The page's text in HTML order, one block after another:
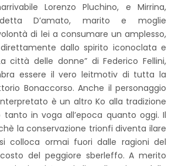
Lorenzo Pluchino, e Mirrina,
D’amato, marito e moglie
di lei a consumare un amplesso,
dallo spirito iconoclata e
città delle donne” di Federico Fellini,
essere il vero leitmotiv di tutta la
Bonaccorso. Anche il personaggio
è un altro Ko alla tradizione
in voga all’epoca quanto oggi. Il
la conservazione trionfi diventa ilare
colloca ormai fuori dalle ragioni del
del peggiore sberleffo. A merito